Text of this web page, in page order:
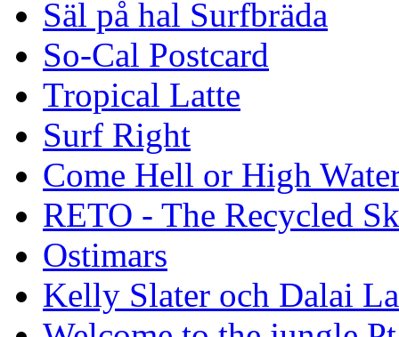
Säl på hal Surfbräda
So-Cal Postcard
Tropical Latte
Surf Right
Come Hell or High
RETO - The Recycled
Ostimars
Kelly Slater och Dalai